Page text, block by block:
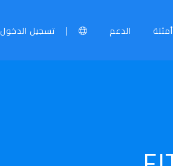
أمثلة الدعم | تسجيل الدخول